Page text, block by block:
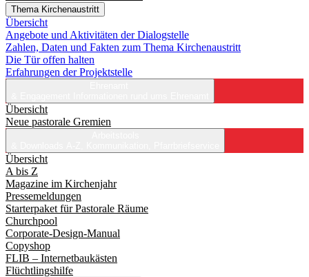
Thema Kirchenaustritt
Übersicht
Angebote und Aktivitäten der Dialogstelle
Zahlen, Daten und Fakten zum Thema Kirchenaustritt
Die Tür offen halten
Erfahrungen der Projektstelle
Übersicht
Neue pastorale Gremien
Übersicht
A bis Z
Magazine im Kirchenjahr
Pressemeldungen
Starterpaket für Pastorale Räume
Churchpool
Corporate-Design-Manual
Copyshop
FLIB – Internetbaukästen
Flüchtlingshilfe